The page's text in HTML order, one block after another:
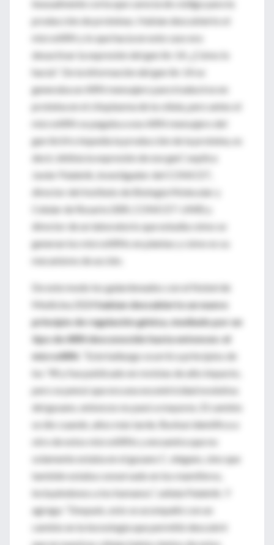
inusualmente corta que carecía de código para la
producción de proteínas. Habían descubierto el
microARN y lo que hacía en este caso era
desactivar la expresión del gen lin-14. ¿Cómo lo
hacía? De la información del gen lin-14 se
generaba un ARN mensajero para traducirse en
proteína en el citoplasma de la célula, pero antes el
microARN se pegaba a ese ARN mensajero del
gen lin14 e impedía la producción de la proteína, es
decir, inhibía la expresión de ese gen”, explica
Javier Palatnik, investigador del CONICET,
director del Instituto de Biología Molecular y
Celular de Rosario (IBR, CONICET-UNR) y
director de un laboratorio que estudia cómo se
generan los microARNs en plantas y cómo es su
mecanismo de acción.
De este modo los galardonados con el Nobel de
Medicina 2024habían descubierto un nuevo
principio de regulación génica, mediado por un
tipo de ARN desconocido hasta entonces: el
microARN.
“Este hallazgo ocurrió a principios de
los '90 y fue publicado en revistas de alto impacto,
pero se pensó que era una excentricidad evolutiva
del gusano, entonces no pasó a mayores. El cambio
se dio cuando, años más tarde, Ruvkun identifica a
otro de estos microARNs y encuentra que no
solamente estaba en el gusano C. elegans, sino que
también estaba conservado en los mamíferos,
incluyéndonos a los humanos”, señala Palatnik. Y
agrega: “Después, esto se acompañó con un
cambio en la tecnología que permitió descubrir